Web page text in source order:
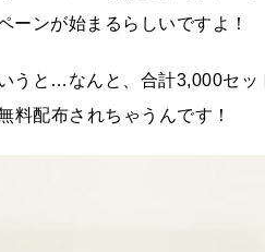
ーンが始まるらしいですよ！
うと…なんと、合計3,000セ
料配布されちゃうんです！